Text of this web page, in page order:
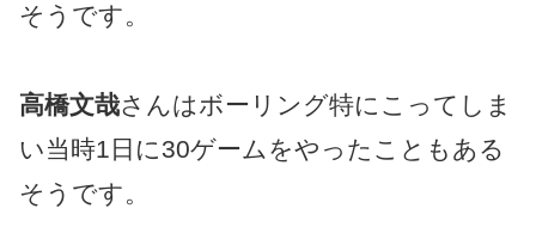
そうです。
高橋文哉さんはボーリング特にこってしま
い当時1日に30ゲームをやったこともある
そうです。